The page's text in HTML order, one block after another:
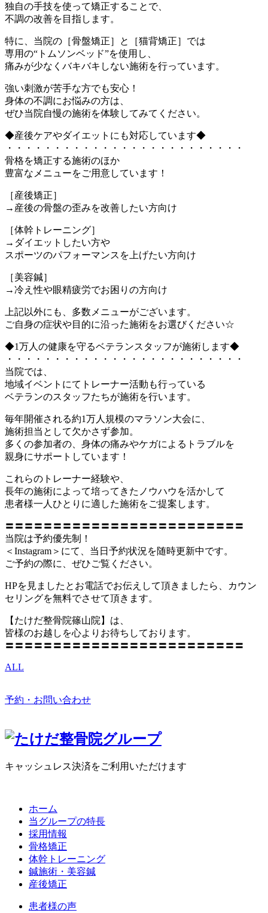
独自の手技を使って矯正することで、
不調の改善を目指します。
特に、当院の［骨盤矯正］と［猫背矯正］では
専用の“トムソンベッド”を使用し、
痛みが少なくバキバキしない施術を行っています。
強い刺激が苦手な方でも安心！
身体の不調にお悩みの方は、
ぜひ当院自慢の施術を体験してみてください。
◆産後ケアやダイエットにも対応しています◆
・・・・・・・・・・・・・・・・・・・・・・・・・
骨格を矯正する施術のほか
豊富なメニューをご用意しています！
［産後矯正］
→産後の骨盤の歪みを改善したい方向け
［体幹トレーニング］
→ダイエットしたい方や
スポーツのパフォーマンスを上げたい方向け
［美容鍼］
→冷え性や眼精疲労でお困りの方向け
上記以外にも、多数メニューがございます。
ご自身の症状や目的に沿った施術をお選びください☆
◆1万人の健康を守るベテランスタッフが施術します◆
・・・・・・・・・・・・・・・・・・・・・・・・・
当院では、
地域イベントにてトレーナー活動も行っている
ベテランのスタッフたちが施術を行います。
毎年開催される約1万人規模のマラソン大会に、
施術担当として欠かさず参加。
多くの参加者の、身体の痛みやケガによるトラブルを
親身にサポートしています！
これらのトレーナー経験や、
長年の施術によって培ってきたノウハウを活かして
患者様一人ひとりに適した施術をご提案します。
〓〓〓〓〓〓〓〓〓〓〓〓〓〓〓〓〓〓〓〓〓〓〓〓〓
当院は予約優先制！
＜Instagram＞にて、当日予約状況を随時更新中です。
ご予約の際に、ぜひご覧ください。
HPを見ましたとお電話でお伝えして頂きましたら、カウン
セリングを無料でさせて頂きます。
【たけだ整骨院篠山院】は、
皆様のお越しを心よりお待ちしております。
〓〓〓〓〓〓〓〓〓〓〓〓〓〓〓〓〓〓〓〓〓〓〓〓〓
ALL
予約・お問い合わせ
キャッシュレス決済をご利用いただけます
ホーム
当グループの特長
採用情報
骨格矯正
体幹トレーニング
鍼施術・美容鍼
産後矯正
患者様の声